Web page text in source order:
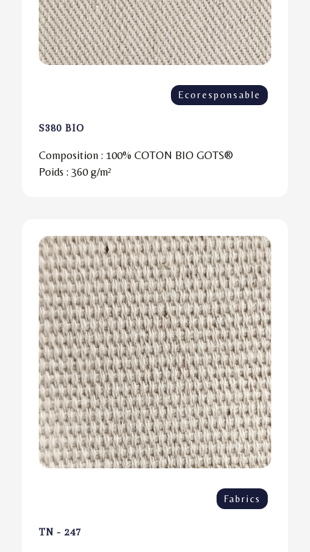
Ecoresponsable
S380 BIO
Composition : 100% COTON BIO GOTS®
Poids : 360 g/m²
Fabrics
TN - 247